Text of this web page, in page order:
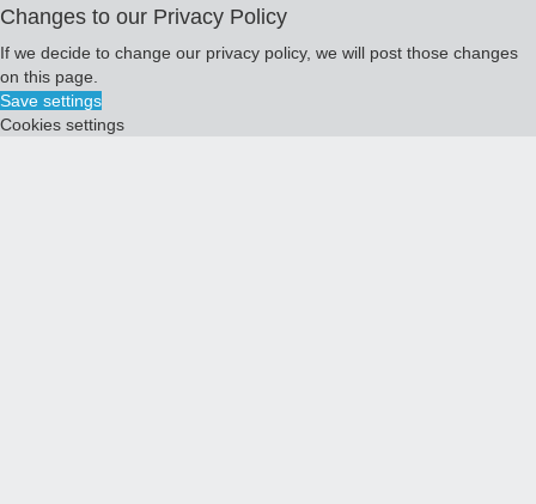
Changes to our Privacy Policy
If we decide to change our privacy policy, we will post those changes
on this page.
Save settings
Cookies settings